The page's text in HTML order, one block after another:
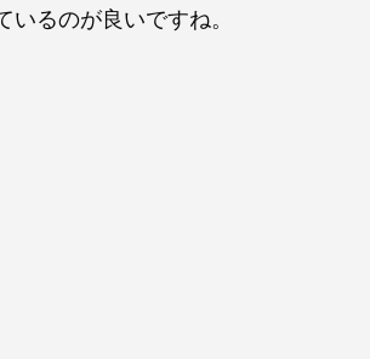
いるのが良いですね。